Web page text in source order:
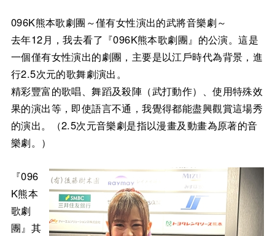
096K熊本歌劇團～僅有女性演出的武將音樂劇～
去年12月，我去看了『096K熊本歌劇團』的公演。這是
一個僅有女性演出的劇團，主要是以江戶時代為背景，進
行2.5次元的歌舞劇演出。
精彩豐富的歌唱、舞蹈及殺陣（武打動作）、使用特殊效
果的演出等，即使語言不通，我覺得都能盡興觀賞這場秀
的演出。（2.5次元音樂劇是指以漫畫及動畫為原著的音
樂劇。）
『096
K熊本
歌劇
團』其